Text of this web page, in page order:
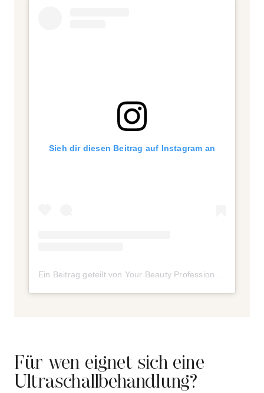
Sieh dir diesen Beitrag auf Instagram an
Für wen eignet sich eine
Ultraschallbehandlung?